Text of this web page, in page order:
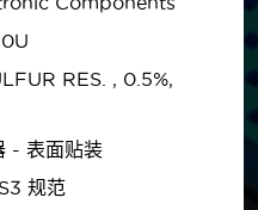
RES. , 0.5%,
- 表面贴装
规范